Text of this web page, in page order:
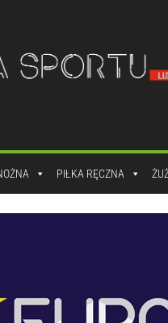
PIŁKA RĘCZNA